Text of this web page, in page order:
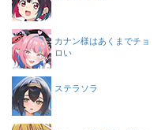
カナン様はあくまでチョ
ロい
ステラソラ